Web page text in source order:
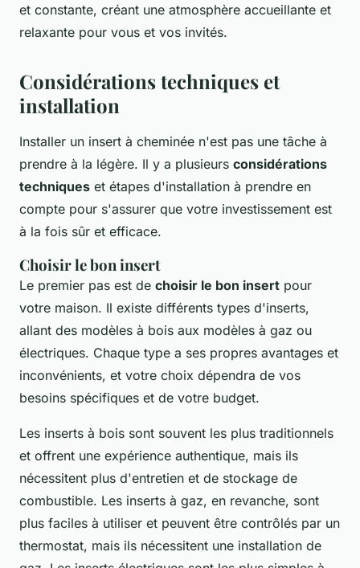
et constante, créant une atmosphère accueillante et
relaxante pour vous et vos invités.
Considérations techniques et
installation
Installer un insert à cheminée n'est pas une tâche à
prendre à la légère. Il y a plusieurs considérations
techniques et étapes d'installation à prendre en
compte pour s'assurer que votre investissement est
à la fois sûr et efficace.
Choisir le bon insert
Le premier pas est de choisir le bon insert pour
votre maison. Il existe différents types d'inserts,
allant des modèles à bois aux modèles à gaz ou
électriques. Chaque type a ses propres avantages et
inconvénients, et votre choix dépendra de vos
besoins spécifiques et de votre budget.
Les inserts à bois sont souvent les plus traditionnels
et offrent une expérience authentique, mais ils
nécessitent plus d'entretien et de stockage de
combustible. Les inserts à gaz, en revanche, sont
plus faciles à utiliser et peuvent être contrôlés par un
thermostat, mais ils nécessitent une installation de